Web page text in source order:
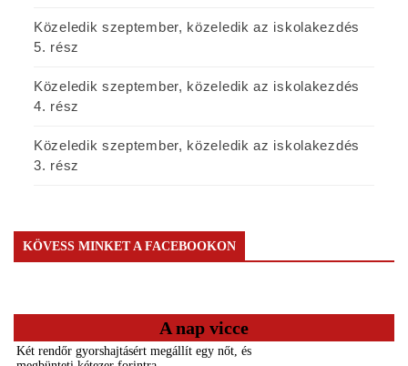
Közeledik szeptember, közeledik az iskolakezdés
5. rész
Közeledik szeptember, közeledik az iskolakezdés
4. rész
Közeledik szeptember, közeledik az iskolakezdés
3. rész
KÖVESS MINKET A FACEBOOKON
A nap vicce